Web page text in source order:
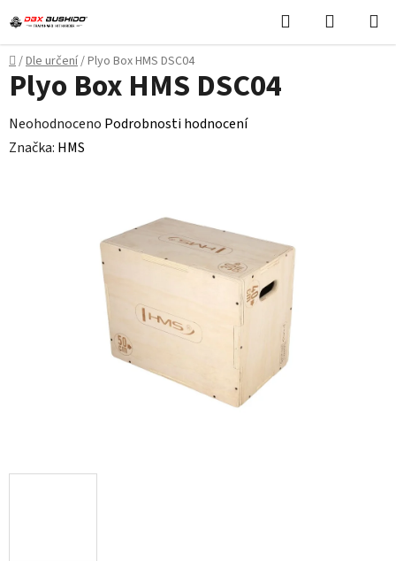
na
obsah
Hledat
KOŠÍK
Domů
/Dle určení/Plyo Box HMS DSC04
Plyo Box HMS DSC04
Průměrné
hodnocení
Neohodnoceno Podrobnosti hodnocení
Značka: HMS